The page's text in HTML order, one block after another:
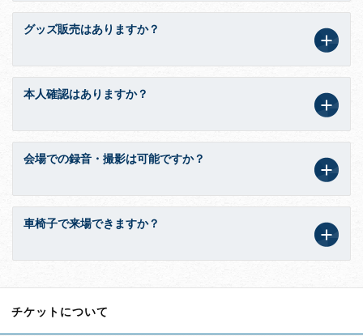
グッズ販売はありますか？
本人確認はありますか？
会場での録音・撮影は可能ですか？
車椅子で来場できますか？
チケットについて